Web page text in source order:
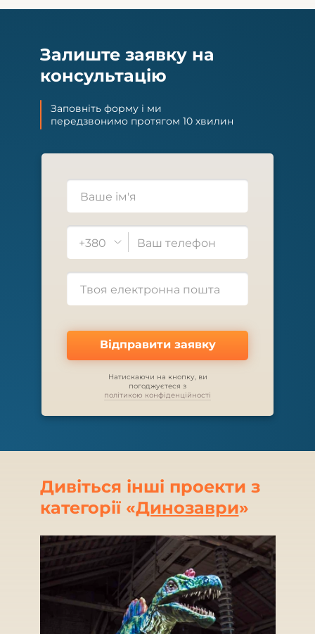
Залиште заявку на
консультацію
Заповніть форму і ми
передзвонимо протягом 10 хвилин
+380
Відправити заявку
Натискаючи на кнопку, ви
погоджуєтеся з
політикою конфіденційності
Дивіться інші проекти з
категорії «Динозаври»